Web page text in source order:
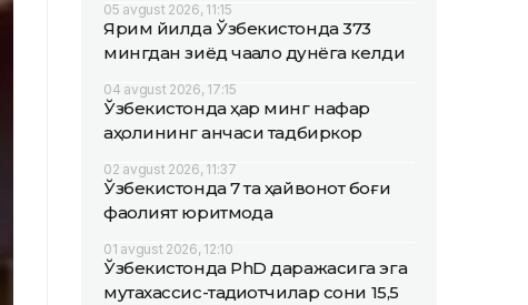
05 avgust 2026, 11:15
Ярим йилда Ўзбекистонда 373
мингдан зиёд чақалоқ дунёга келди
04 avgust 2026, 17:15
Ўзбекистонда ҳар минг нафар
аҳолининг қанчаси тадбиркор
02 avgust 2026, 11:37
Ўзбекистонда 7 та ҳайвонот боғи
фаолият юритмоқда
01 avgust 2026, 12:10
Ўзбекистонда PhD даражасига эга
мутахассис-тадқиқотчилар сони 15,5